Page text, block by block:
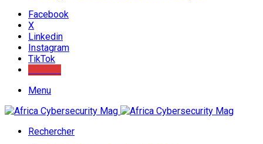
Facebook
X
Linkedin
Instagram
TikTok
Menu
Rechercher